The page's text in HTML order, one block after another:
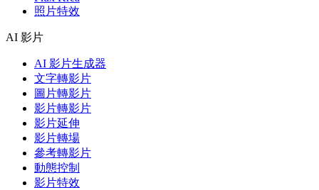
照片特效
AI 影片
AI 影片生成器
文字轉影片
圖片轉影片
影片轉影片
影片延伸
影片轉場
參考轉影片
動態控制
影片特效